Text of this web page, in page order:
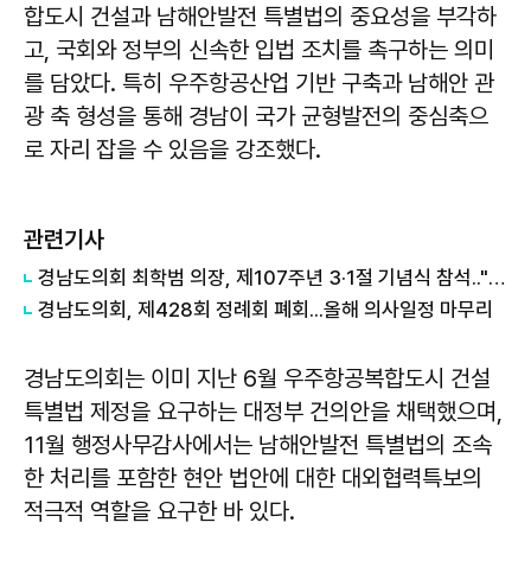
합도시 건설과 남해안발전 특별법의 중요성을 부각하
고, 국회와 정부의 신속한 입법 조치를 촉구하는 의미
를 담았다. 특히 우주항공산업 기반 구축과 남해안 관
광 축 형성을 통해 경남이 국가 균형발전의 중심축으
로 자리 잡을 수 있음을 강조했다.
관련기사
경남도의회 최학범 의장, 제107주년 3·1절 기념식 참석.."독립정신, 도민 삶 속으로"
경남도의회, 제428회 정례회 폐회...올해 의사일정 마무리
경남도의회는 이미 지난 6월 우주항공복합도시 건설
특별법 제정을 요구하는 대정부 건의안을 채택했으며,
11월 행정사무감사에서는 남해안발전 특별법의 조속
한 처리를 포함한 현안 법안에 대한 대외협력특보의
적극적 역할을 요구한 바 있다.